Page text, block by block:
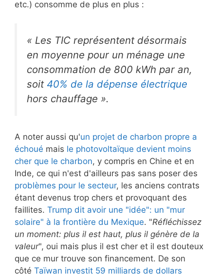
etc.) consomme de plus en plus :
« Les TIC représentent désormais
en moyenne pour un ménage une
consommation de 800 kWh par an,
soit 40% de la dépense électrique
hors chauffage ».
A noter aussi qu'un projet de charbon propre a
échoué mais le photovoltaïque devient moins
cher que le charbon, y compris en Chine et en
Inde, ce qui n'est d'ailleurs pas sans poser des
problèmes pour le secteur, les anciens contrats
étant devenus trop chers et provoquant des
faillites. Trump dit avoir une "idée": un "mur
solaire" à la frontière du Mexique. "Réfléchissez
un moment: plus il est haut, plus il génère de la
valeur", oui mais plus il est cher et il est douteux
que ce mur trouve son financement. De son
côté Taïwan investit 59 milliards de dollars